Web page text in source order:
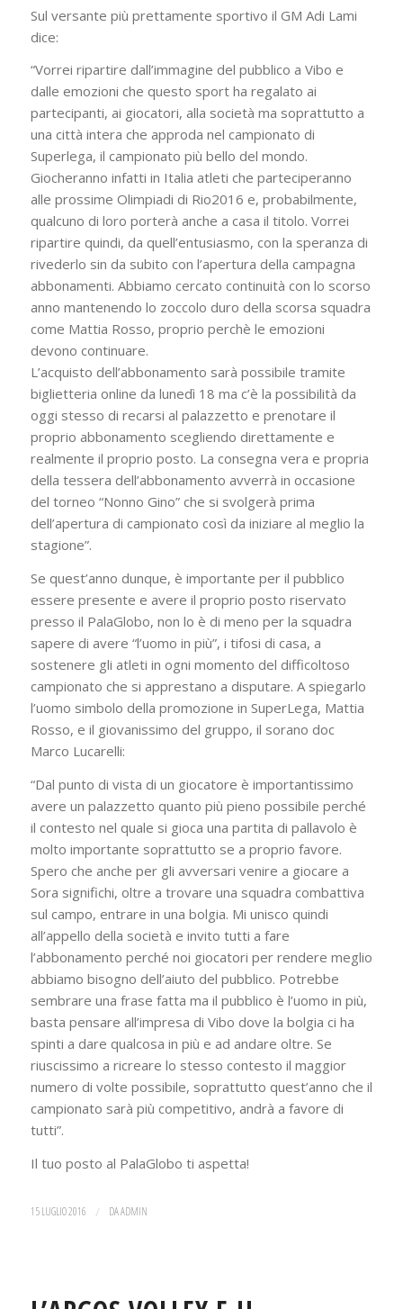
Sul versante più prettamente sportivo il GM Adi Lami
dice:
“Vorrei ripartire dall’immagine del pubblico a Vibo e
dalle emozioni che questo sport ha regalato ai
partecipanti, ai giocatori, alla società ma soprattutto a
una città intera che approda nel campionato di
Superlega, il campionato più bello del mondo.
Giocheranno infatti in Italia atleti che parteciperanno
alle prossime Olimpiadi di Rio2016 e, probabilmente,
qualcuno di loro porterà anche a casa il titolo. Vorrei
ripartire quindi, da quell’entusiasmo, con la speranza di
rivederlo sin da subito con l’apertura della campagna
abbonamenti. Abbiamo cercato continuità con lo scorso
anno mantenendo lo zoccolo duro della scorsa squadra
come Mattia Rosso, proprio perchè le emozioni
devono continuare.
L’acquisto dell’abbonamento sarà possibile tramite
biglietteria online da lunedì 18 ma c’è la possibilità da
oggi stesso di recarsi al palazzetto e prenotare il
proprio abbonamento scegliendo direttamente e
realmente il proprio posto. La consegna vera e propria
della tessera dell’abbonamento avverrà in occasione
del torneo “Nonno Gino” che si svolgerà prima
dell’apertura di campionato così da iniziare al meglio la
stagione”.
Se quest’anno dunque, è importante per il pubblico
essere presente e avere il proprio posto riservato
presso il PalaGlobo, non lo è di meno per la squadra
sapere di avere “l’uomo in più”, i tifosi di casa, a
sostenere gli atleti in ogni momento del difficoltoso
campionato che si apprestano a disputare. A spiegarlo
l’uomo simbolo della promozione in SuperLega, Mattia
Rosso, e il giovanissimo del gruppo, il sorano doc
Marco Lucarelli:
“Dal punto di vista di un giocatore è importantissimo
avere un palazzetto quanto più pieno possibile perché
il contesto nel quale si gioca una partita di pallavolo è
molto importante soprattutto se a proprio favore.
Spero che anche per gli avversari venire a giocare a
Sora significhi, oltre a trovare una squadra combattiva
sul campo, entrare in una bolgia. Mi unisco quindi
all’appello della società e invito tutti a fare
l’abbonamento perché noi giocatori per rendere meglio
abbiamo bisogno dell’aiuto del pubblico. Potrebbe
sembrare una frase fatta ma il pubblico è l’uomo in più,
basta pensare all’impresa di Vibo dove la bolgia ci ha
spinti a dare qualcosa in più e ad andare oltre. Se
riuscissimo a ricreare lo stesso contesto il maggior
numero di volte possibile, soprattutto quest’anno che il
campionato sarà più competitivo, andrà a favore di
tutti”.
Il tuo posto al PalaGlobo ti aspetta!
15 LUGLIO 2016 / DAADMIN